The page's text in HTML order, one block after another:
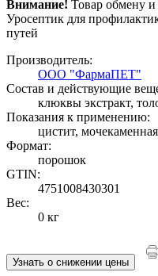
Внимание! Товар обмену и
Уросептик для
путей
Производитель:
ООО "ФармаПЕТ"
Состав и действующие
клюквы экстракт,
Показания к применению:
цистит,
Формат:
порошок
GTIN:
4751008430301
Вес:
0 кг
Узнать о снижении цены